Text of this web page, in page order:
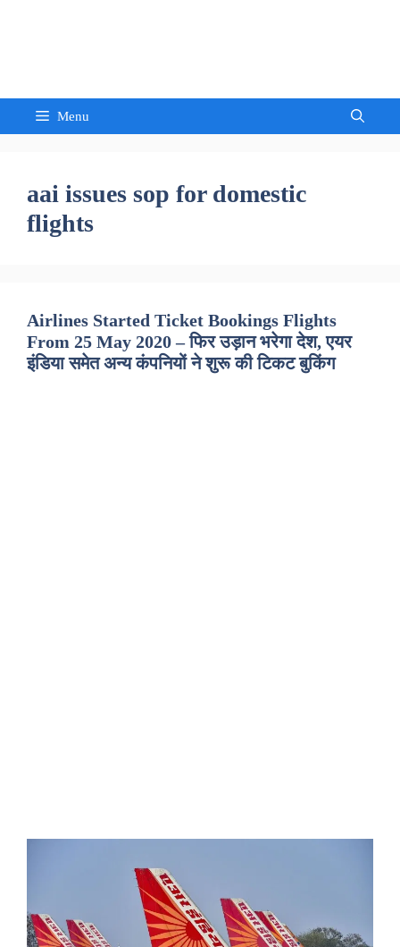
Menu
aai issues sop for domestic
flights
Airlines Started Ticket Bookings Flights
From 25 May 2020 – फिर उड़ान भरेगा देश, एयर
इंडिया समेत अन्य कंपनियों ने शुरू की टिकट बुकिंग